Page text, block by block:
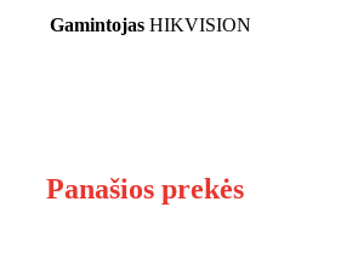
Gamintojas HIKVISION
Panašios prekės